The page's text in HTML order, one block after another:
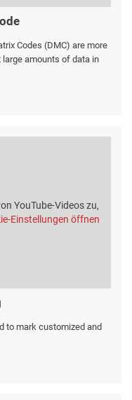
Codes (DMC) are more
amounts of data in
YouTube-Videos zu,
Einstellungen öffnen
to mark customized and